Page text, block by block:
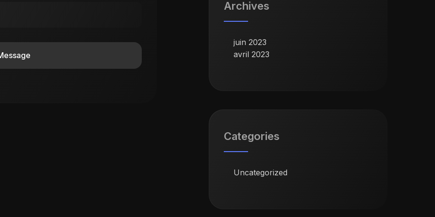
Archives
juin 2023
avril 2023
Categories
Uncategorized